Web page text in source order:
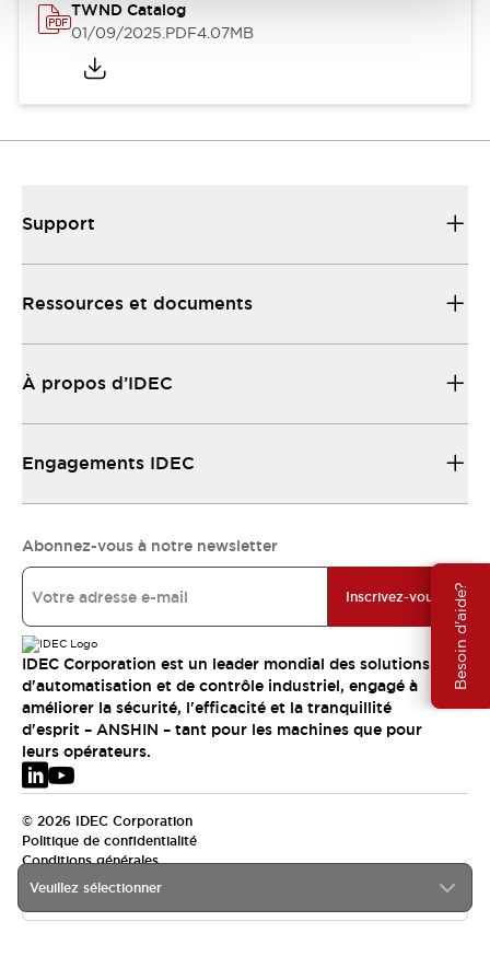
Besoin d'aide?
TWND Catalog
01/09/2025.PDF4.07MB
Veuillez sélectionner
Support
Ressources et documents
À propos d’IDEC
Engagements IDEC
Abonnez-vous à notre newsletter
Inscrivez-vous
IDEC Corporation est un leader mondial des solutions
d'automatisation et de contrôle industriel, engagé à
améliorer la sécurité, l'efficacité et la tranquillité
d'esprit – ANSHIN – tant pour les machines que pour
leurs opérateurs.
© 2026 IDEC Corporation
Politique de confidentialité
Conditions générales
EMEA